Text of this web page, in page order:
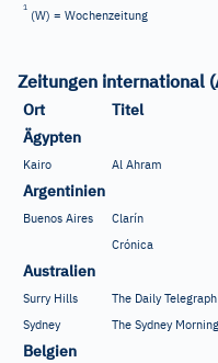
1
(W) = Wochenzeitung
Zeitungen international
Ort Titel
Ägypten
Kairo Al Ahram
Argentinien
Buenos Aires Clarín
Crónica
Australien
Surry Hills The Daily
Sydney
The Sydney
Belgien